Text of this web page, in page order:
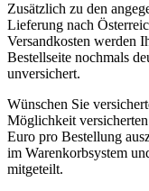
Zusätzlich zu den
Lieferung nach
Versandkosten werden
Bestellseite nochmals
unversichert.
Wünschen Sie
Möglichkeit
Euro pro Bestellung
im Warenkorbsystem
mitgeteilt.